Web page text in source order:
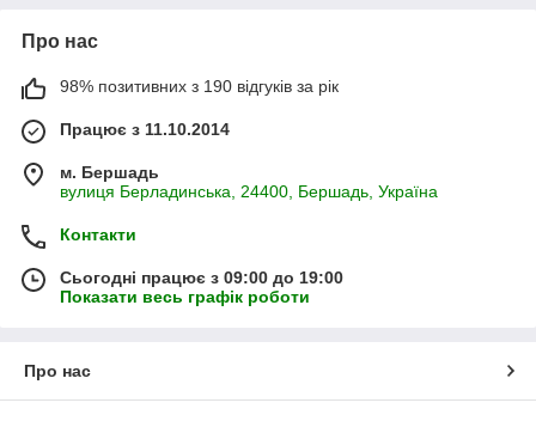
Про нас
98% позитивних з 190 відгуків за рік
Працює з 11.10.2014
м. Бершадь
вулиця Берладинська, 24400, Бершадь, Україна
Контакти
Сьогодні працює з 09:00 до 19:00
Показати весь графік роботи
Про нас